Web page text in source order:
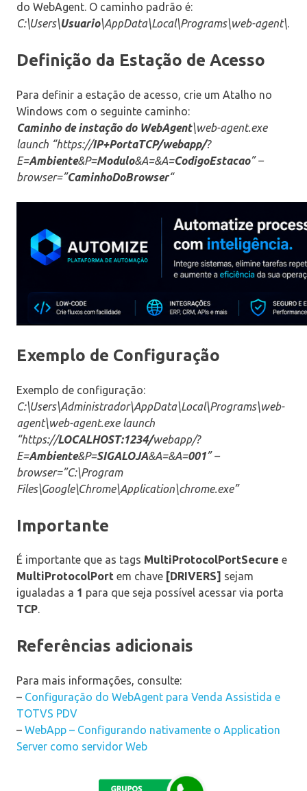
do WebAgent. O caminho padrão é:
C:\Users\Usuario\AppData\Local\Programs\web-agent\.
Definição da Estação de Acesso
Para definir a estação de acesso, crie um Atalho no
Windows com o seguinte caminho:
Caminho de instação do WebAgent\web-agent.exe
launch “https://IP+PortaTCP/webapp/?
E=Ambiente&P=Modulo&A=&A=CodigoEstacao” –
browser=”CaminhoDoBrowser“
Exemplo de Configuração
Exemplo de configuração:
C:\Users\Administrador\AppData\Local\Programs\web-
agent\web-agent.exe launch
“https://LOCALHOST:1234/webapp/?
E=Ambiente&P=SIGALOJA&A=&A=001” –
browser=”C:\Program
Files\Google\Chrome\Application\chrome.exe”
Importante
É importante que as tags MultiProtocolPortSecure e
MultiProtocolPort em chave [DRIVERS] sejam
igualadas a 1 para que seja possível acessar via porta
TCP.
Referências adicionais
Para mais informações, consulte:
– Configuração do WebAgent para Venda Assistida e
TOTVS PDV
– WebApp – Configurando nativamente o Application
Server como servidor Web